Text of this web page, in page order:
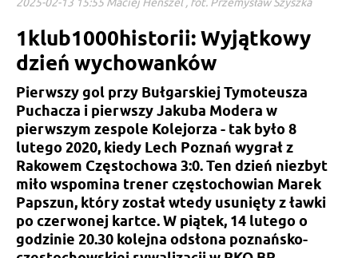
1klub1000historii: Wyjątkowy
dzień wychowanków
Pierwszy gol przy Bułgarskiej Tymoteusza
Puchacza i pierwszy Jakuba Modera w
pierwszym zespole Kolejorza - tak było 8
lutego 2020, kiedy Lech Poznań wygrał z
Rakowem Częstochowa 3:0. Ten dzień niezbyt
miło wspomina trener częstochowian Marek
Papszun, który został wtedy usunięty z ławki
po czerwonej kartce. W piątek, 14 lutego o
godzinie 20.30 kolejna odsłona poznańsko-